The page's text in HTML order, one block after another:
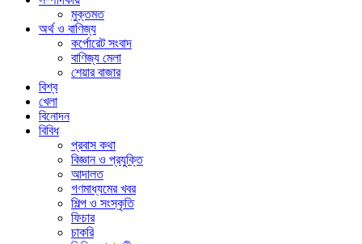
মুক্তমত
অর্থ ও বাণিজ্য
কর্পোরেট সংবাদ
বাণিজ্য মেলা
শেয়ার বাজার
বিশ্ব
খেলা
বিনোদন
বিবিধ
প্রবাস কথা
বিজ্ঞান ও প্রযুক্তি
আদালত
গণমাধ্যমের খবর
শিল্প ও সংস্কৃতি
ফিচার
চাকরি